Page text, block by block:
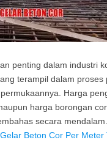
penting dalam industri
terampil dalam proses
Harga
harga borongan
secara
Beton Cor Per Meter